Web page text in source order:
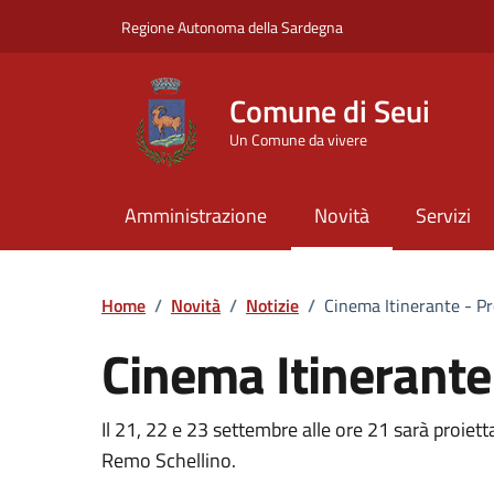
Regione Autonoma della Sardegna
Comune di Seui
Un Comune da vivere
Amministrazione Novità Servizi
Home / Novità / Notizie / Cinema Itinerante -
Cinema
Dettagli della notizia
Il 21, 22 e 23 settembre alle ore 21 sarà
Remo Schellino.